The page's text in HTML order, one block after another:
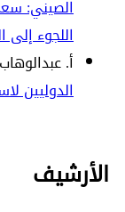
الصيني:
اللجوء إلى
أ. عبدالوهاب
الدوليين
الأرشيف